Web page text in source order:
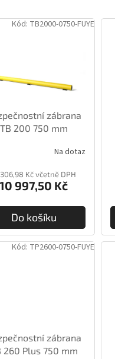
zábrana
TB 200 750 mm
Na dotaz
Kč včetně DPH
10 997,50 Kč
Do košíku
Kód: TB2000-0750-FUYE
zábrana
260 Plus 750 mm
Kód: TP2600-0750-FUYE